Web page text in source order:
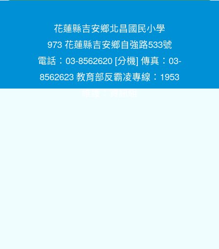
花蓮縣吉安鄉北昌國民小學
973 花蓮縣吉安鄉自強路533號
電話：03-8562620 [分機] 傳真：03-
8562623 教育部反霸凌專線：1953
維護：資訊組